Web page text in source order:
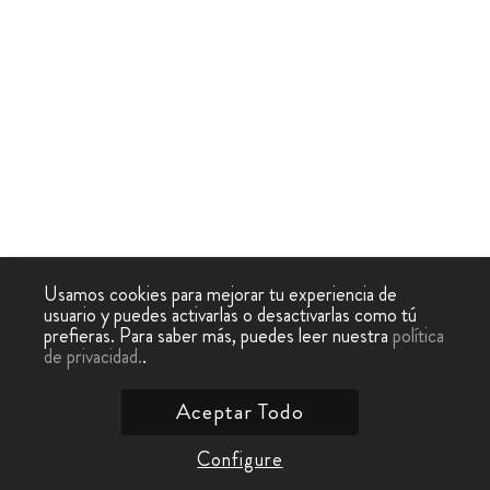
Usamos cookies para mejorar tu experiencia de
usuario y puedes activarlas o desactivarlas como tú
prefieras. Para saber más, puedes leer nuestrapolítica
de privacidad..
Configure
Aceptar Todo